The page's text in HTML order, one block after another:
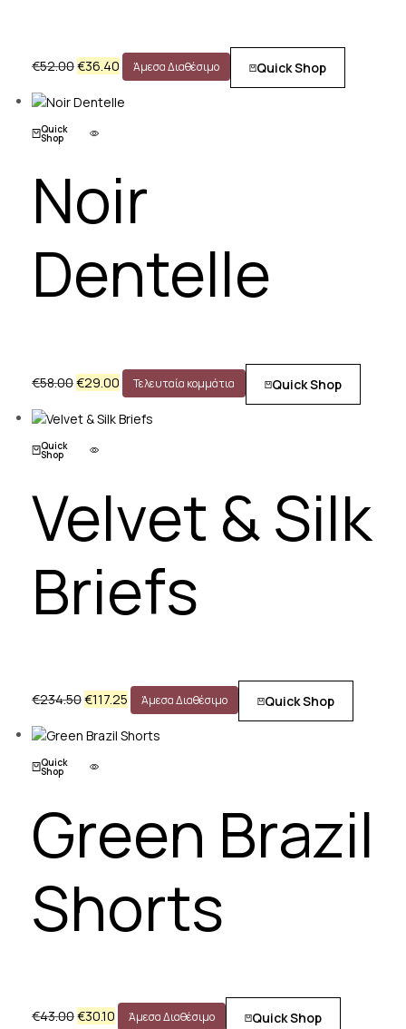
€52.00€36.40 Άμεσα Διαθέσιμο Quick Shop
Quick
Shop
Noir
Dentelle
€58.00€29.00 Τελευταία κομμάτια Quick Shop
Quick
Shop
Velvet & Silk
Briefs
€234.50€117.25 Άμεσα Διαθέσιμο Quick Shop
Quick
Shop
Green Brazil
Shorts
€43.00€30.10 Άμεσα Διαθέσιμο Quick Shop